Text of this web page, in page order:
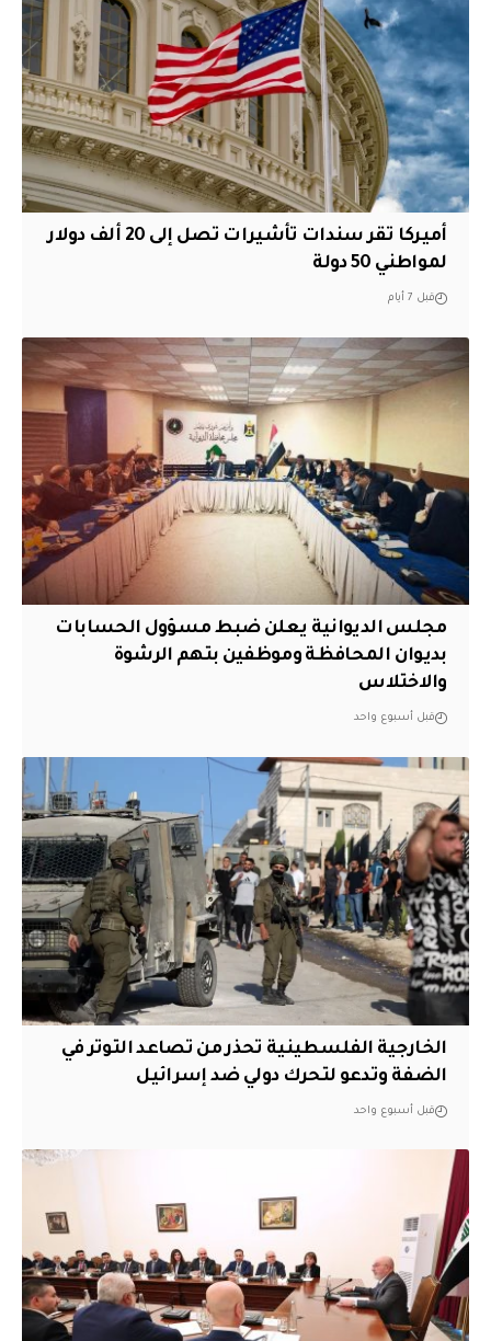
أميركا تقر سندات تأشيرات تصل إلى 20 ألف دولار
لمواطني 50 دولة
قبل 7 أيام
مجلس الديوانية يعلن ضبط مسؤول الحسابات
بديوان المحافظة وموظفين بتهم الرشوة
والاختلاس
قبل أسبوع واحد
الخارجية الفلسطينية تحذر من تصاعد التوتر في
الضفة وتدعو لتحرك دولي ضد إسرائيل
قبل أسبوع واحد